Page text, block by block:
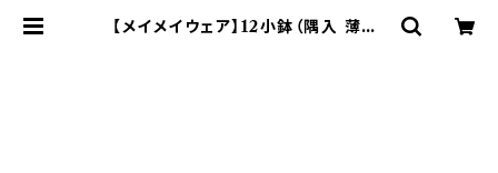
【メイメイウェア】12小鉢（隅入 薄灰)